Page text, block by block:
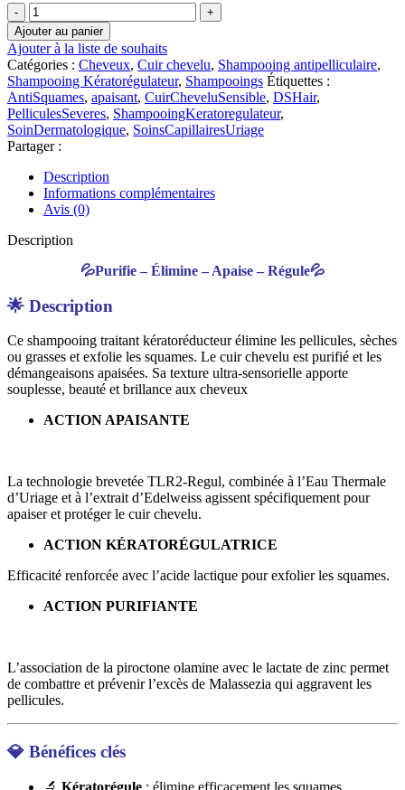
quantité
de
Uriage
D.S.
Hair
–
Shampooing
Kératorégulateur
|
150ml
Ajouter au panier
Ajouter à la liste de souhaits
Catégories : Cheveux, Cuir chevelu, Shampooing antipelliculaire,
Shampooing Kératorégulateur, Shampooings Étiquettes :
AntiSquames, apaisant, CuirCheveluSensible, DSHair,
PelliculesSeveres, ShampooingKeratoregulateur,
SoinDermatologique, SoinsCapillairesUriage
Partager :
Description
Informations complémentaires
Avis (0)
Description
💦Purifie – Élimine – Apaise – Régule💦
🌟 Description
Ce shampooing traitant kératoréducteur élimine les pellicules, sèches
ou grasses et exfolie les squames. Le cuir chevelu est purifié et les
démangeaisons apaisées. Sa texture ultra-sensorielle apporte
souplesse, beauté et brillance aux cheveux
ACTION APAISANTE
La technologie brevetée TLR2-Regul, combinée à l’Eau Thermale
d’Uriage et à l’extrait d’Edelweiss agissent spécifiquement pour
apaiser et protéger le cuir chevelu.
ACTION KÉRATORÉGULATRICE
Efficacité renforcée avec l’acide lactique pour exfolier les squames.
ACTION PURIFIANTE
L’association de la piroctone olamine avec le lactate de zinc permet
de combattre et prévenir l’excès de Malassezia qui aggravent les
pellicules.
💎 Bénéfices clés
🔬 Kératorégule : élimine efficacement les squames